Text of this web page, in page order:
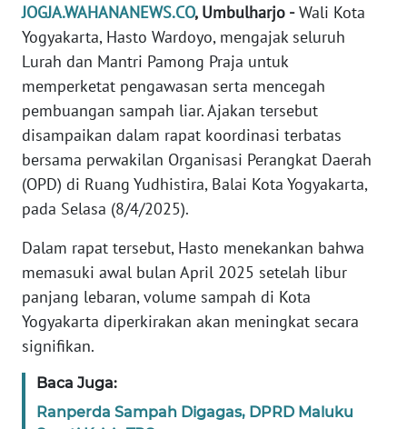
JOGJA.WAHANANEWS.CO, Umbulharjo -Wali Kota
Yogyakarta, Hasto Wardoyo, mengajak seluruh
Lurah dan Mantri Pamong Praja untuk
memperketat pengawasan serta mencegah
pembuangan sampah liar. Ajakan tersebut
disampaikan dalam rapat koordinasi terbatas
bersama perwakilan Organisasi Perangkat Daerah
(OPD) di Ruang Yudhistira, Balai Kota Yogyakarta,
pada Selasa (8/4/2025).
Dalam rapat tersebut, Hasto menekankan bahwa
memasuki awal bulan April 2025 setelah libur
panjang lebaran, volume sampah di Kota
Yogyakarta diperkirakan akan meningkat secara
signifikan.
Baca Juga:
Ranperda Sampah Digagas, DPRD Maluku
KARIR
DISCLAIMER
Wahana
News
Regional
WN
SUMUT
WN
JABAR
BANTEN